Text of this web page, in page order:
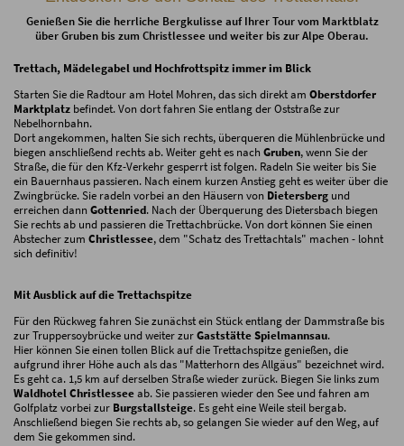
Genießen Sie die herrliche Bergkulisse auf Ihrer Tour vom Marktblatz
über Gruben bis zum Christlessee und weiter bis zur Alpe Oberau.
Trettach, Mädelegabel und Hochfrottspitz immer im Blick
Starten Sie die Radtour am Hotel Mohren, das sich direkt am Oberstdorfer
Marktplatz befindet. Von dort fahren Sie entlang der Oststraße zur
Nebelhornbahn.
Dort angekommen, halten Sie sich rechts, überqueren die Mühlenbrücke und
biegen anschließend rechts ab. Weiter geht es nach Gruben, wenn Sie der
Straße, die für den Kfz-Verkehr gesperrt ist folgen. Radeln Sie weiter bis Sie
ein Bauernhaus passieren. Nach einem kurzen Anstieg geht es weiter über die
Zwingbrücke. Sie radeln vorbei an den Häusern von Dietersberg und
erreichen dann Gottenried. Nach der Überquerung des Dietersbach biegen
Sie rechts ab und passieren die Trettachbrücke. Von dort können Sie einen
Abstecher zum Christlessee, dem "Schatz des Trettachtals" machen - lohnt
sich definitiv!
Mit Ausblick auf die Trettachspitze
Für den Rückweg fahren Sie zunächst ein Stück entlang der Dammstraße bis
zur Truppersoybrücke und weiter zurGaststätte Spielmannsau.
Hier können Sie einen tollen Blick auf die Trettachspitze genießen, die
aufgrund ihrer Höhe auch als das "Matterhorn des Allgäus" bezeichnet wird.
Es geht ca. 1,5 km auf derselben Straße wieder zurück. Biegen Sie links zum
Waldhotel Christlesseeab. Sie passieren wieder den See und fahren am
Golfplatz vorbei zur Burgstallsteige. Es geht eine Weile steil bergab.
Anschließend biegen Sie rechts ab, so gelangen Sie wieder auf den Weg, auf
dem Sie gekommen sind.